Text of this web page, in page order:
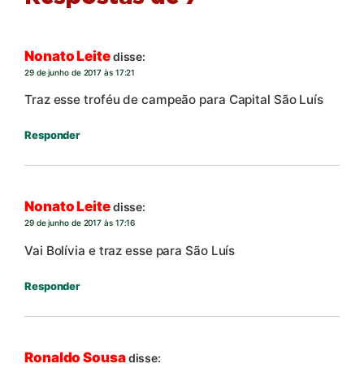
Nonato Leitedisse:
29 de junho de 2017 às 17:21
Traz esse troféu de campeão para Capital São Luís
Responder
Nonato Leitedisse:
29 de junho de 2017 às 17:16
Vai Bolívia e traz esse para São Luís
Responder
Ronaldo Sousadisse: